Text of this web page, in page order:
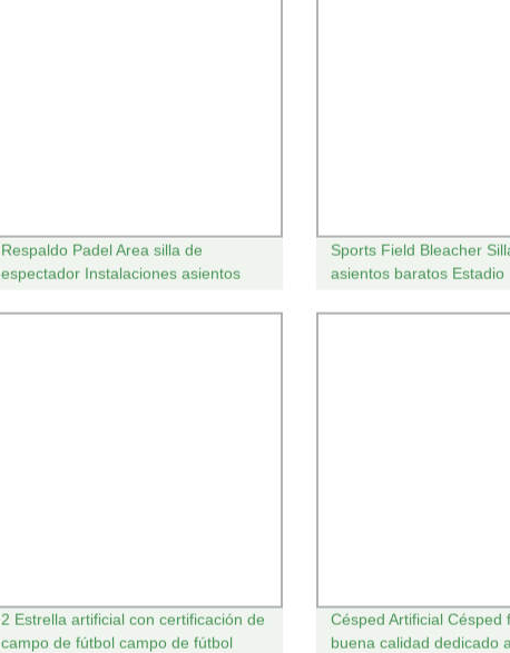
Respaldo Padel Area silla de
espectador Instalaciones asientos
Sports Field Bleacher
asientos baratos Estadio
2 Estrella artificial con certificación de
campo de fútbol campo de fútbol
Césped Artificial Césped
buena calidad dedicado